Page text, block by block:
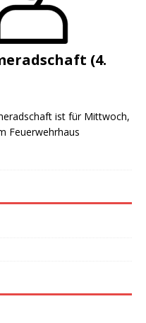
(4.
ist für Mittwoch,
Feuerwehrhaus